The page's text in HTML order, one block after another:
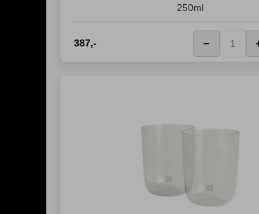
250ml
387,- −